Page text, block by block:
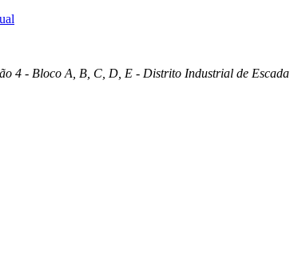
4 - Bloco A, B, C, D, E - Distrito Industrial de Escada